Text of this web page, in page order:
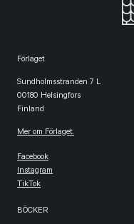
Förlaget
Sundholmsstranden 7 L
00180 Helsingfors
Finland
Mer om Förlaget.
Facebook
Instagram
TikTok
BÖCKER